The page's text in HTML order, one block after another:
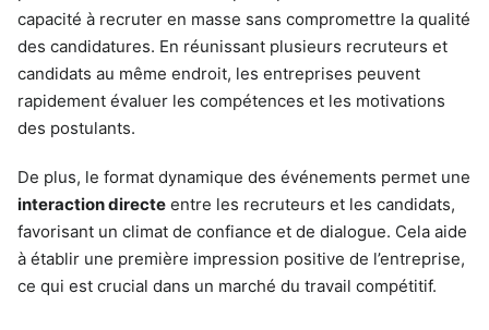
capacité à recruter en masse sans compromettre la qualité
des candidatures. En réunissant plusieurs recruteurs et
candidats au même endroit, les entreprises peuvent
rapidement évaluer les compétences et les motivations
des postulants.
De plus, le format dynamique des événements permet une
interaction directe entre les recruteurs et les candidats,
favorisant un climat de confiance et de dialogue. Cela aide
à établir une première impression positive de l’entreprise,
ce qui est crucial dans un marché du travail compétitif.